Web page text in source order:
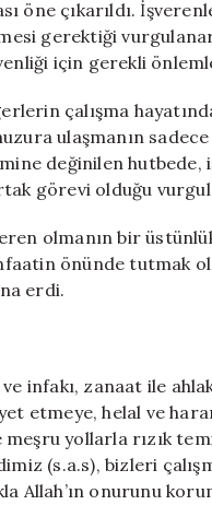
öne çıkarıldı.
gerektiği
için gerekli
çalışma
ulaşmanın
değinilen hutbede,
görevi olduğu
olmanın bir
önünde tutmak
erdi.
infakı, zanaat ile
etmeye, helal ve
yollarla rızık
(s.a.s), bizleri
Allah’ın onurunu